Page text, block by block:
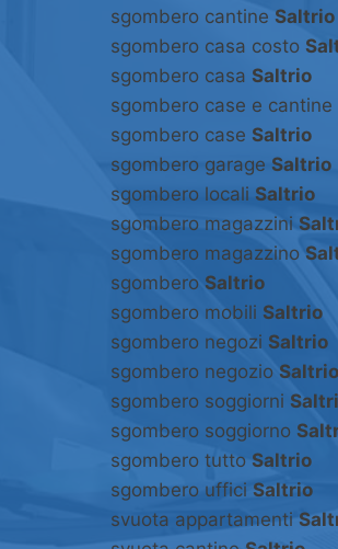
sgombero cantine Saltrio
sgombero casa costo
sgombero casa Saltrio
sgombero case e cantine
sgombero case Saltrio
sgombero garage Saltrio
sgombero locali Saltrio
sgombero magazzini
sgombero magazzino
sgombero Saltrio
sgombero mobili Saltrio
sgombero negozi Saltrio
sgombero negozio Saltrio
sgombero soggiorni
sgombero soggiorno
sgombero tutto Saltrio
sgombero uffici Saltrio
svuota appartamenti